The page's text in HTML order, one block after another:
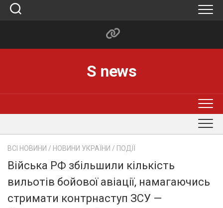
Skip
S news
ВСІ НОВИНИ / НОВИНИ УКРАЇНИ / ПОДІЇ
Війська РФ збільшили кількість
вильотів бойової авіації, намагаючись
стримати контрнаступ ЗСУ —